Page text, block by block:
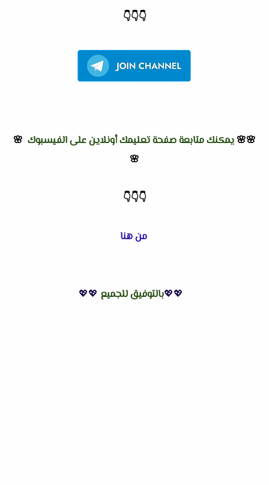
👇
👇
👇
🌸🌸 يمكنك متابعة صفحة تعليمك أونلاين على الفيسبوك 🌸
🌸
👇
👇
👇
من هنا
💖💖بالتوفيق للجميع 💖💖